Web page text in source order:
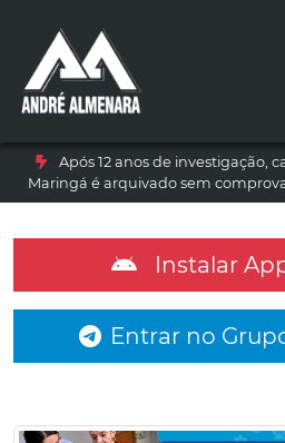
Após 12 anos de investigação,
Maringá é arquivado sem
Instalar
Entrar no